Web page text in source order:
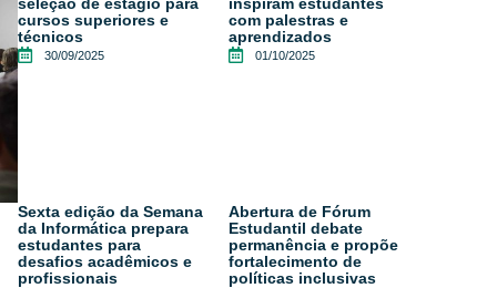
cursos superiores e
técnicos
30/09/2025
com palestras e
aprendizados
01/10/2025
Sexta edição da Semana
da Informática prepara
estudantes para
desafios acadêmicos e
profissionais
Abertura de Fórum
Estudantil debate
permanência e propõe
fortalecimento de
políticas inclusivas